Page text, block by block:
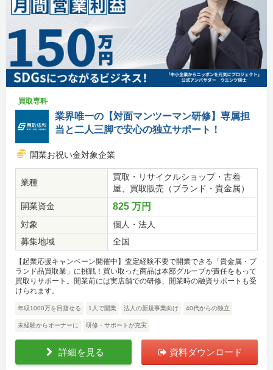
買取専科
業界唯一の【対面マンツーマン研修】専属担
当と二人三脚で安心の独立サポート！
開業お祝い金対象企業
業種
買取・リサイクルショップ・古着
屋、買取販売（ブランド・貴金属）
開業資金
825 万円
対象
個人・法人
募集地域
全国
【起業応援キャンペーン開催中】査定経験不要で開業できる「貴金属・ブ
ランド品買取業」に挑戦！買い取った商品は本部グループが責任をもって
買取りサポート。開業前には実店舗での研修、開業時の融資サポートも受
けられます。
年収1000万を目指せる 1人で開業 法人の新規事業向け 40代からの独立
未経験からオーナーに 研修・サポートが充実
詳細を見る 資料ダウンロード